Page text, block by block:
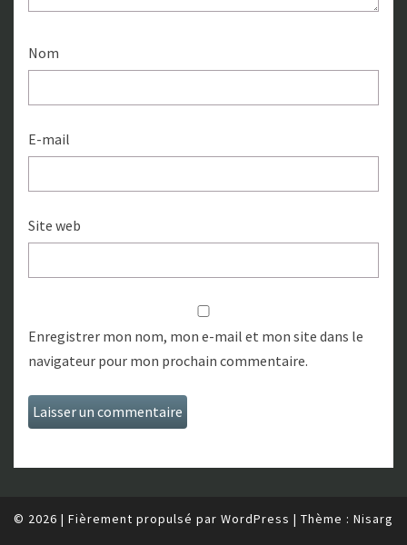
Nom
E-mail
Site web
Enregistrer mon nom, mon e-mail et mon site dans le
navigateur pour mon prochain commentaire.
© 2026 | Fièrement propulsé par WordPress | Thème : Nisarg